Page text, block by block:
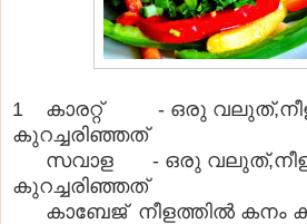
1 കാരറ്റ് - ഒരു
കുറച്ചരിഞ്ഞത്
സവാള - ഒരു
കുറച്ചരിഞ്ഞത്
കാബേജ് നീളത്തിൽ കനം